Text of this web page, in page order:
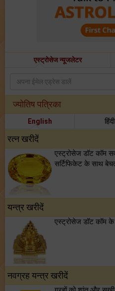
एस्ट्रोसेज न्यूजलेटर
ज्योतिष पत्रिका
English हिंदी
रत्न खरीदें
एस्ट्रोसेज डॉट कॉम
सर्टिफिकेट के साथ
यन्त्र खरीदें
एस्ट्रोसेज डॉट कॉम के
नवग्रह यन्त्र खरीदें